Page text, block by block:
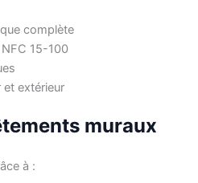
complète
15-100
et extérieur
muraux
à :